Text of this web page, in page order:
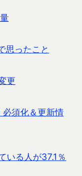
思ったこと
更
須化＆更新情
いる人が37.1％